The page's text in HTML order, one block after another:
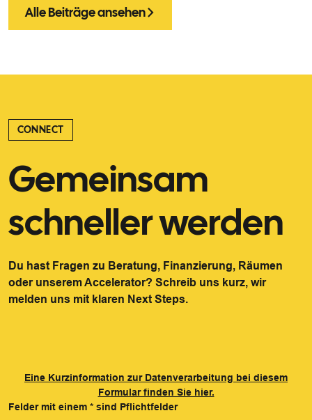
Alle Beiträge ansehen
CONNECT
Gemeinsam
schneller werden
Du hast Fragen zu Beratung, Finanzierung, Räumen
oder unserem Accelerator? Schreib uns kurz, wir
melden uns mit klaren Next Steps.
Eine Kurzinformation zur Datenverarbeitung bei diesem
Formular finden Sie hier.
Felder mit einem * sind Pflichtfelder